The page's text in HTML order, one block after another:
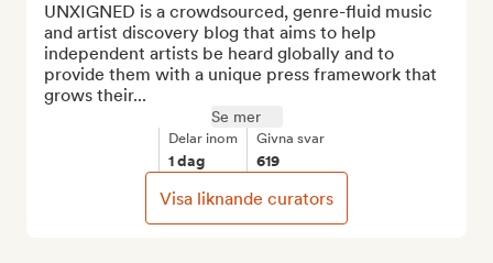
UNXIGNED is a crowdsourced, genre-fluid music
and artist discovery blog that aims to help
independent artists be heard globally and to
provide them with a unique press framework that
grows their...
Se mer
Delar inom
1 dag
Givna svar
619
Visa liknande curators